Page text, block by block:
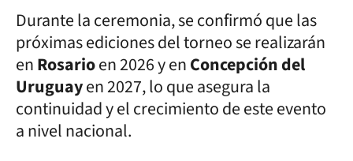
Durante la ceremonia, se confirmó que las
próximas ediciones del torneo se realizarán
enRosarioen 2026 y enConcepción del
Uruguayen 2027, lo que asegura la
continuidad y el crecimiento de este evento
a nivel nacional.